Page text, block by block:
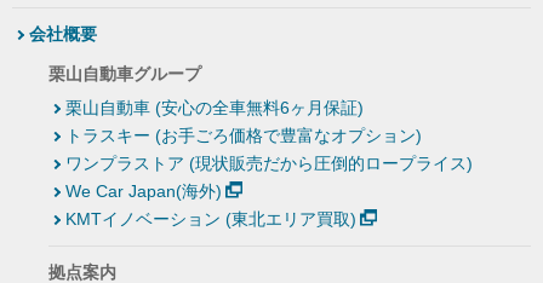
会社概要
栗山自動車グループ
栗山自動車 (安心の全車無料6ヶ月保証)
トラスキー (お手ごろ価格で豊富なオプション)
ワンプラストア (現状販売だから圧倒的ロープライス)
We Car Japan(海外)
KMTイノベーション (東北エリア買取)
拠点案内